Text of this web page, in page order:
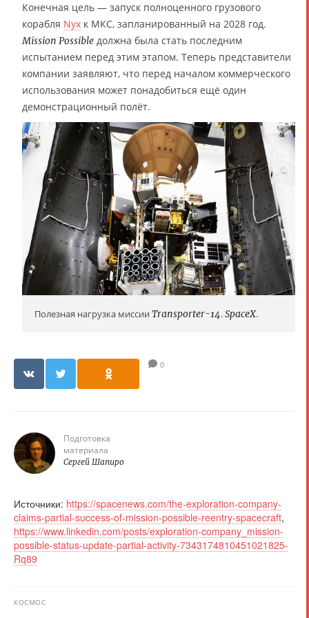
Конечная цель — запуск полноценного грузового
корабля Nyx к МКС, запланированный на 2028 год.
Mission Possible должна была стать последним
испытанием перед этим этапом. Теперь представители
компании заявляют, что перед началом коммерческого
использования может понадобиться ещё один
демонстрационный полёт.
Полезная нагрузка миссии Transporter-14.SpaceX.
0
Подготовка
материала
Сергей Шапиро
Источники: https://spacenews.com/the-exploration-company-
claims-partial-success-of-mission-possible-reentry-spacecraft,
https://www.linkedin.com/posts/exploration-company_mission-
possible-status-update-partial-activity-7343174810451021825-
Rq89
КОСМОС